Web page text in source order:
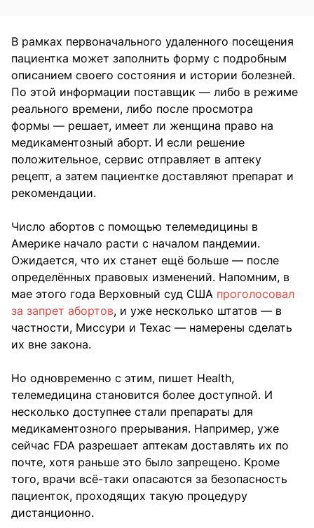
В рамках первоначального удаленного посещения
пациентка может заполнить форму с подробным
описанием своего состояния и истории болезней.
По этой информации поставщик — либо в режиме
реального времени, либо после просмотра
формы — решает, имеет ли женщина право на
медикаментозный аборт. И если решение
положительное, сервис отправляет в аптеку
рецепт, а затем пациентке доставляют препарат и
рекомендации.
Число абортов с помощью телемедицины в
Америке начало расти с началом пандемии.
Ожидается, что их станет ещё больше — после
определённых правовых изменений. Напомним, в
мае этого года Верховный суд США проголосовал
за запрет абортов, и уже несколько штатов — в
частности, Миссури и Техас — намерены сделать
их вне закона.
Но одновременно с этим, пишет Health,
телемедицина становится более доступной. И
несколько доступнее стали препараты для
медикаментозного прерывания. Например, уже
сейчас FDA разрешает аптекам доставлять их по
почте, хотя раньше это было запрещено. Кроме
того, врачи всё-таки опасаются за безопасность
пациенток, проходящих такую процедуру
дистанционно.